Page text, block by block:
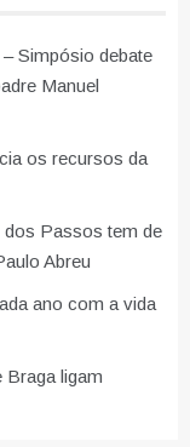
Simpósio debate
Manuel
os recursos da
Passos tem de
Abreu
ano com a vida
Braga ligam